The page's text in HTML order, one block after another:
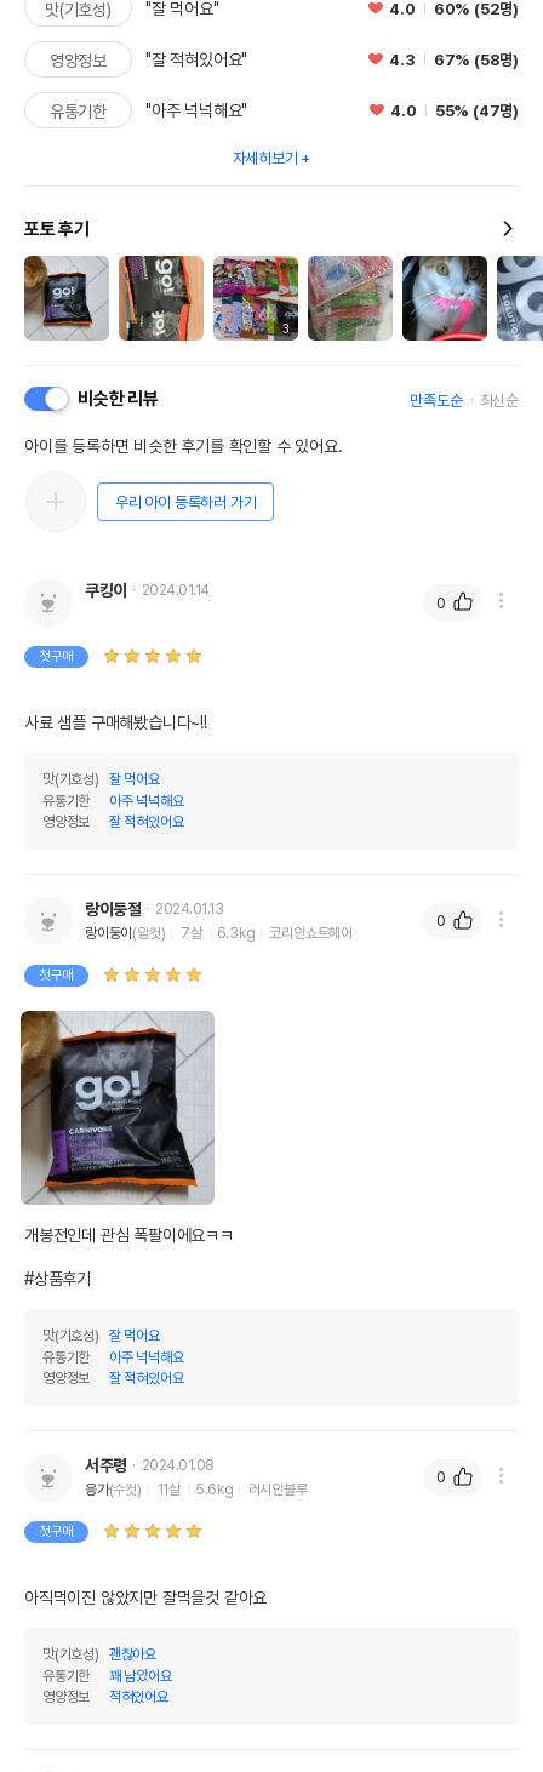
맛(기호성) "잘 먹어요" 4.0 60% (52명)
영양정보 "잘 적혀있어요" 4.3 67% (58명)
유통기한 "아주 넉넉해요" 4.0 55% (47명)
자세히보기
포토 후기
3
비슷한 리뷰 만족도순 최신순
아이를 등록하면 비슷한 후기를 확인할 수 있어요.
우리 아이 등록하러 가기
쿠킹이 2024.01.14
첫구매
사료 샘플 구매해봤습니다~!!
맛(기호성)
잘 먹어요
유통기한
아주 넉넉해요
영양정보
잘 적혀있어요
0
랑이둥절
2024.01.13
랑이둥이 (암컷) 7살 6.3kg 코리안쇼트헤어
첫구매
개봉전인데 관심 폭팔이에요ㅋㅋ
#상품후기
맛(기호성)
잘 먹어요
유통기한
아주 넉넉해요
영양정보
잘 적혀있어요
0
서주령
2024.01.08
응가(수컷) 11살 5.6kg 러시안블루
첫구매
아직먹이진 않았지만 잘먹을것 같아요
맛(기호성)
괜찮아요
유통기한
꽤 남았어요
영양정보
적혀있어요
0